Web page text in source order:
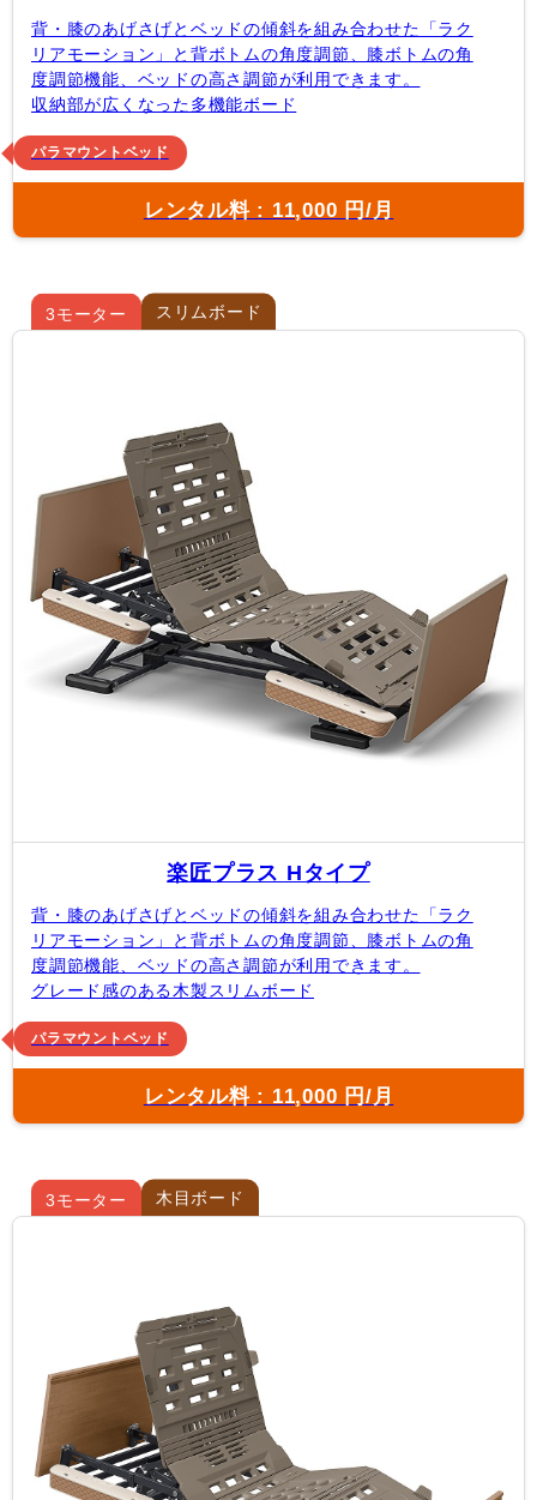
背・膝のあげさげとベッドの傾斜を組み合わせた「ラク
リアモーション」と背ボトムの角度調節、膝ボトムの角
度調節機能、ベッドの高さ調節が利用できます。
収納部が広くなった多機能ボード
パラマウントベッド
レンタル料 : 11,000 円/月
3モーター スリムボード
楽匠プラス Hタイプ
背・膝のあげさげとベッドの傾斜を組み合わせた「ラク
リアモーション」と背ボトムの角度調節、膝ボトムの角
度調節機能、ベッドの高さ調節が利用できます。
グレード感のある木製スリムボード
パラマウントベッド
レンタル料 : 11,000 円/月
3モーター 木目ボード